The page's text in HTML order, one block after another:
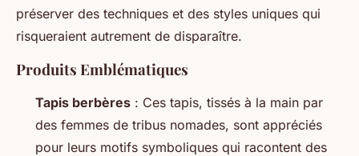
préserver des techniques et des styles uniques qui
risqueraient autrement de disparaître.
Produits Emblématiques
Tapis berbères : Ces tapis, tissés à la main par
des femmes de tribus nomades, sont appréciés
pour leurs motifs symboliques qui racontent des